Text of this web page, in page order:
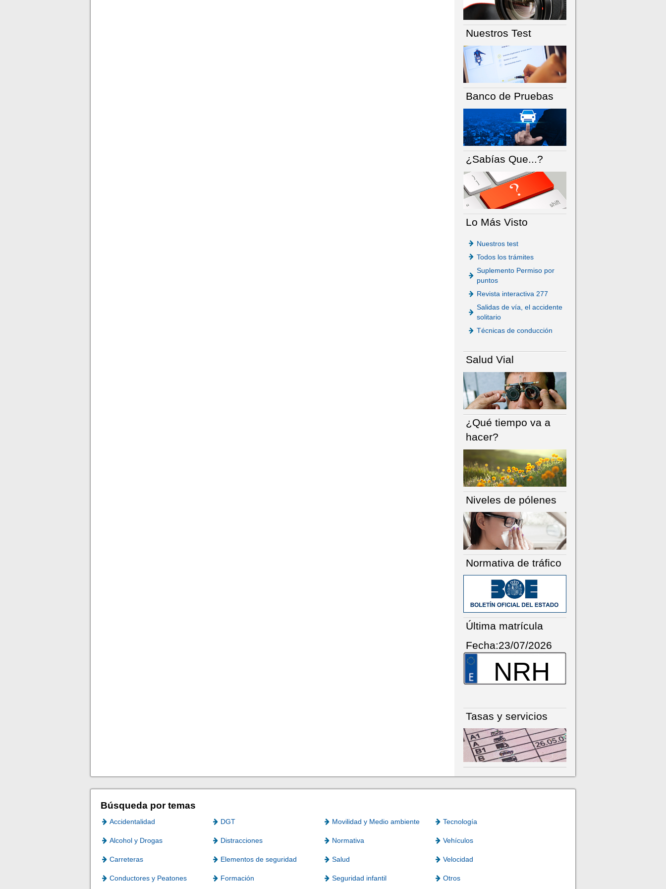
Nuestros Test
Banco de Pruebas
¿Sabías Que...?
Lo Más Visto
Nuestros test
Todos los trámites
Suplemento Permiso por
puntos
Revista interactiva 277
Salidas de vía, el accidente
solitario
Técnicas de conducción
Salud Vial
¿Qué tiempo va a
hacer?
Niveles de pólenes
Normativa de tráfico
Última matrícula
Fecha:23/07/2026
NRH
Tasas y servicios
Búsqueda por temas
Accidentalidad DGT Movilidad y Medio ambiente Tecnología
Alcohol y Drogas Distracciones Normativa Vehículos
Carreteras Elementos de seguridad Salud Velocidad
Conductores y Peatones Formación Seguridad infantil Otros